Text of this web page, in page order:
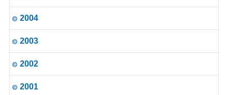
2004
2003
2002
2001